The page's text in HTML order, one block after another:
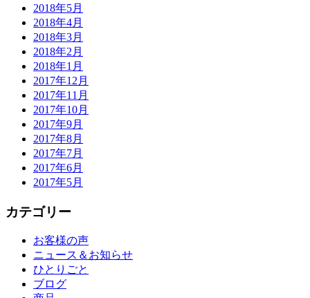
2018年5月
2018年4月
2018年3月
2018年2月
2018年1月
2017年12月
2017年11月
2017年10月
2017年9月
2017年8月
2017年7月
2017年6月
2017年5月
カテゴリー
お客様の声
ニュース＆お知らせ
ひとりごと
ブログ